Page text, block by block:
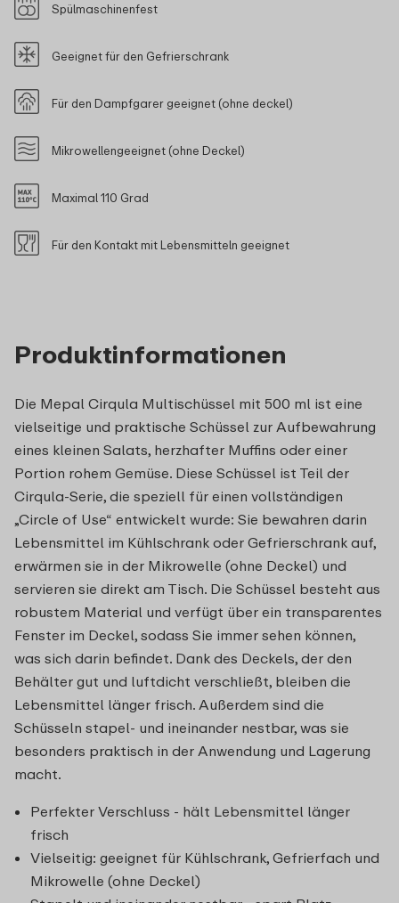
Produktinformationen
Die Mepal Cirqula Multischüssel mit 500 ml ist eine
vielseitige und praktische Schüssel zur Aufbewahrung
eines kleinen Salats, herzhafter Muffins oder einer
Portion rohem Gemüse. Diese Schüssel ist Teil der
Cirqula-Serie, die speziell für einen vollständigen
„Circle of Use“ entwickelt wurde: Sie bewahren darin
Lebensmittel im Kühlschrank oder Gefrierschrank auf,
erwärmen sie in der Mikrowelle (ohne Deckel) und
servieren sie direkt am Tisch. Die Schüssel besteht aus
robustem Material und verfügt über ein transparentes
Fenster im Deckel, sodass Sie immer sehen können,
was sich darin befindet. Dank des Deckels, der den
Behälter gut und luftdicht verschließt, bleiben die
Lebensmittel länger frisch. Außerdem sind die
Schüsseln stapel- und ineinander nestbar, was sie
besonders praktisch in der Anwendung und Lagerung
macht.
Perfekter Verschluss - hält Lebensmittel länger
frisch
Vielseitig: geeignet für Kühlschrank, Gefrierfach und
Mikrowelle (ohne Deckel)
Spülmaschinenfest
Geeignet für den Gefrierschrank
Für den Dampfgarer geeignet (ohne deckel)
Mikrowellengeeignet (ohne Deckel)
Maximal 110 Grad
Für den Kontakt mit Lebensmitteln geeignet